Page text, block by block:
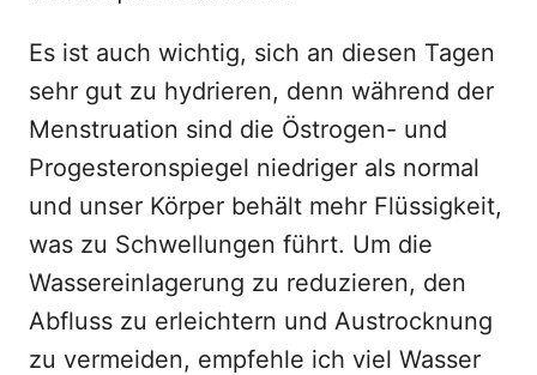
Es ist auch wichtig, sich an diesen Tagen
sehr gut zu hydrieren, denn während der
Menstruation sind die Östrogen- und
Progesteronspiegel niedriger als normal
und unser Körper behält mehr Flüssigkeit,
was zu Schwellungen führt. Um die
Wassereinlagerung zu reduzieren, den
Abfluss zu erleichtern und Austrocknung
zu vermeiden, empfehle ich viel Wasser